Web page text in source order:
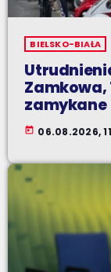
BIELSKO-BIAŁA
Zamkowa,
zamykane
today 06.08.2026,